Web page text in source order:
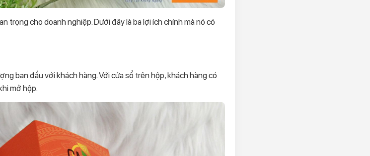
trọng cho doanh nghiệp. Dưới đây là ba lợi ích chính mà nó có
ban đầu với khách hàng. Với cửa sổ trên hộp, khách hàng có
mở hộp.